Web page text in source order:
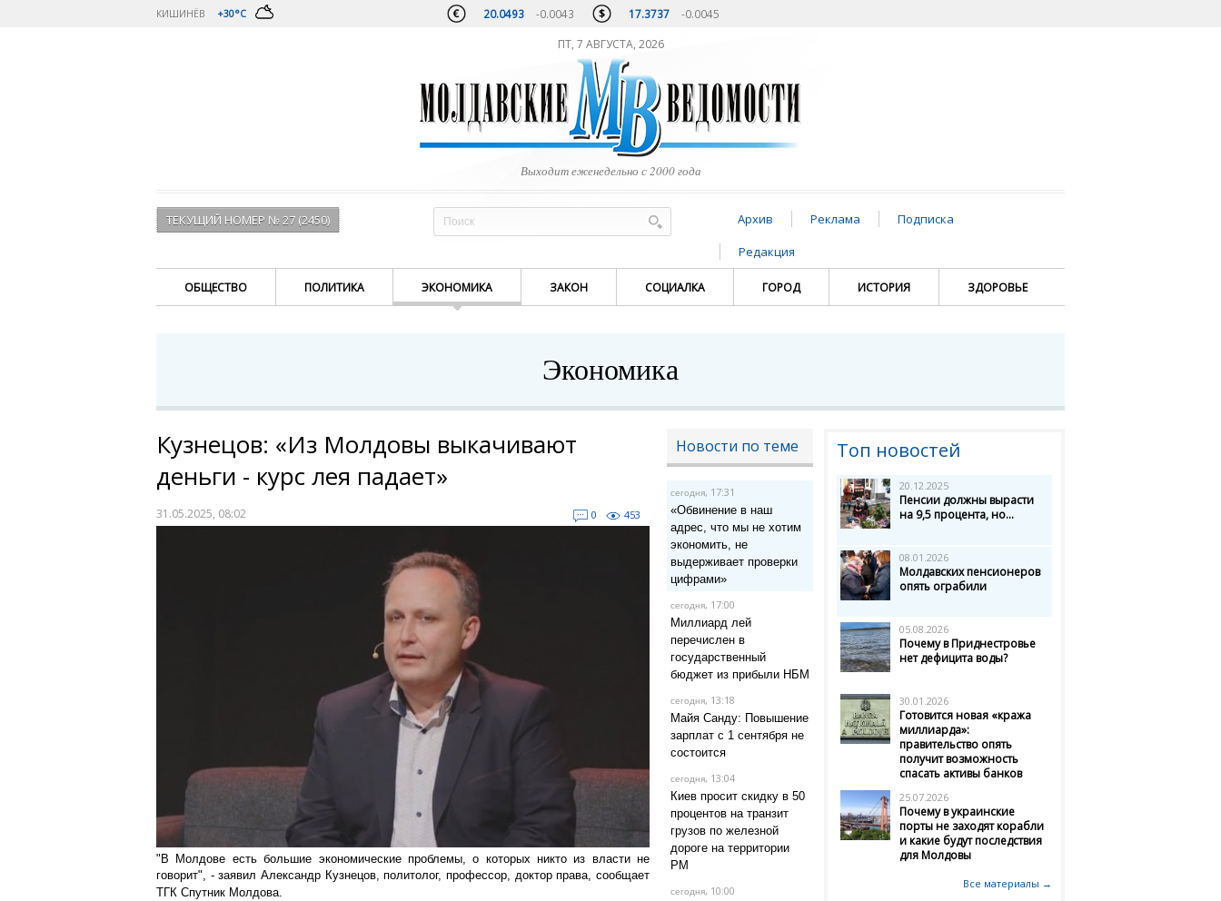
КИШИНЁВ +30°C 20.0493 -0.0043 17.3737 -0.0045
ПТ, 7 АВГУСТА, 2026
Выходит еженедельно с 2000 года
ТЕКУЩИЙ НОМЕР № 27 (2450) Архив Реклама
Подписка
Редакция
ОБЩЕСТВО ПОЛИТИКА ЭКОНОМИКА ЗАКОН СОЦИАЛКА ГОРОД ИСТОРИЯ ЗДОРОВЬЕ
Экономика
Кузнецов: «Из Молдовы выкачивают
деньги - курс лея падает»
31.05.2025, 08:02 0 453
"В Молдове есть большие экономические проблемы, о которых никто из власти не
говорит", - заявил Александр Кузнецов, политолог, профессор, доктор права, сообщает
ТГК Спутник Молдова.
Новости по теме
сегодня, 17:31
«Обвинение в наш
адрес, что мы не хотим
экономить, не
выдерживает проверки
цифрами»
сегодня, 17:00
Миллиард лей
перечислен в
государственный
бюджет из прибыли НБМ
сегодня, 13:18
Майя Санду: Повышение
зарплат с 1 сентября не
состоится
сегодня, 13:04
Киев просит скидку в 50
процентов на транзит
грузов по железной
дороге на территории
РМ
сегодня, 10:00
Топ новостей
20.12.2025
Пенсии должны вырасти
на 9,5 процента, но...
08.01.2026
Молдавских пенсионеров
опять ограбили
05.08.2026
Почему в Приднестровье
нет дефицита воды?
30.01.2026
Готовится новая «кража
миллиарда»:
правительство опять
получит возможность
спасать активы банков
25.07.2026
Почему в украинские
порты не заходят корабли
и какие будут последствия
для Молдовы
Все материалы →